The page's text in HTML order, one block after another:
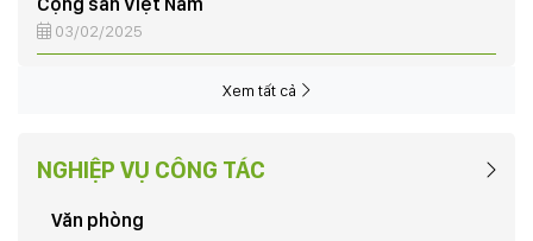
Tập huấn nghiệp vụ vay vốn Quỹ hỗ trợ nông dân
2024
Xem tất cả
NGHIỆP VỤ CÔNG TÁC
Văn phòng